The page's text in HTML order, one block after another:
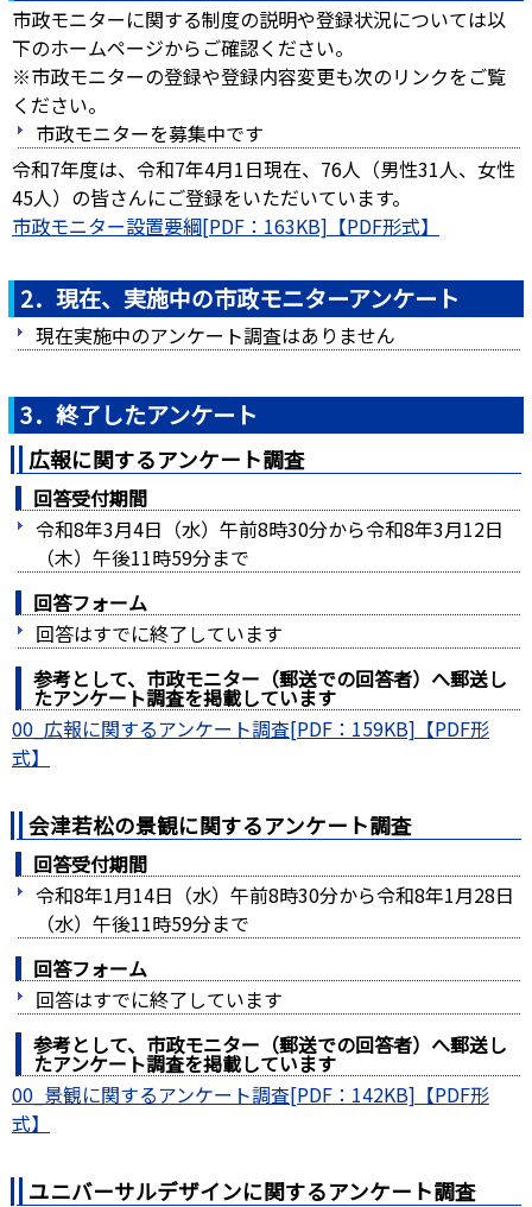
市政モニターに関する制度の説明や登録状況については以
下のホームページからご確認ください。
※市政モニターの登録や登録内容変更も次のリンクをご覧
ください。
市政モニターを募集中です
令和7年度は、令和7年4月1日現在、76人（男性31人、女性
45人）の皆さんにご登録をいただいています。
市政モニター設置要綱[PDF：163KB]
2．現在、実施中の市政モニターアンケート
現在実施中のアンケート調査はありません
3．終了したアンケート
広報に関するアンケート調査
回答受付期間
令和8年3月4日（水）午前8時30分から令和8年3月12日
（木）午後11時59分まで
回答フォーム
回答はすでに終了しています
参考として、市政モニター（郵送での回答者）へ郵送し
たアンケート調査を掲載しています
00_広報に関するアンケート調査[PDF：159KB]
会津若松の景観に関するアンケート調査
回答受付期間
令和8年1月14日（水）午前8時30分から令和8年1月28日
（水）午後11時59分まで
回答フォーム
回答はすでに終了しています
参考として、市政モニター（郵送での回答者）へ郵送し
たアンケート調査を掲載しています
00_景観に関するアンケート調査[PDF：142KB]
ユニバーサルデザインに関するアンケート調査